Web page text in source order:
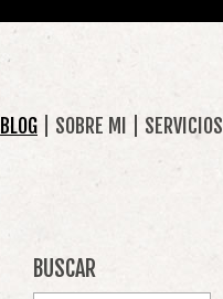
BLOG SOBRE MI SERVICIOS
BUSCAR